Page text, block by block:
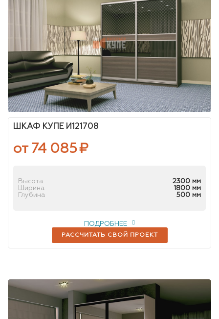
ШКАФ КУПЕ И121708
от 74 085₽
Высота
2300 мм
Ширина
1800 мм
Глубина
500 мм
РАССЧИТАТЬ СВОЙ ПРОЕКТ
ПОДРОБНЕЕ